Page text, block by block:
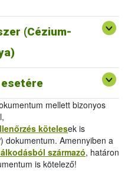
(Cézium-
2011/884/EU III.
EU IV.
2011/884/EU Annex IV
mellett bizonyos
kötelesek is
dokumentum. Amennyiben a
származó, határon
is kötelező!